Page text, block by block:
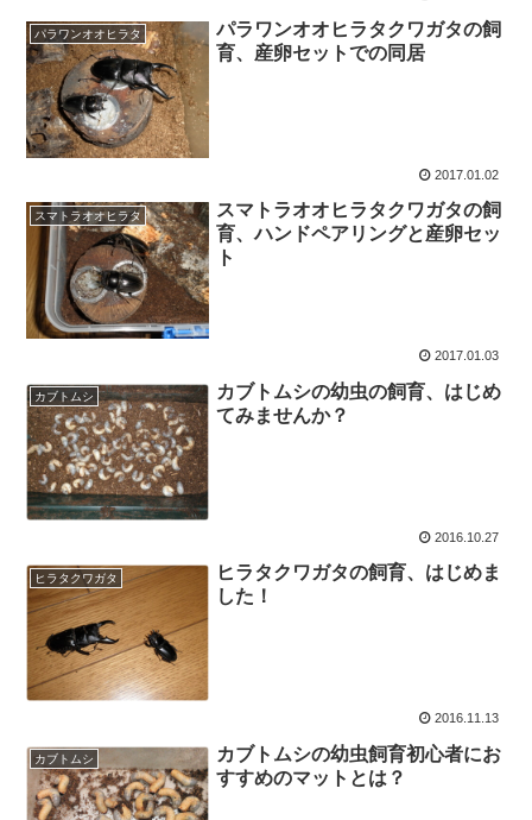
パラワンオオヒラタ
パラワンオオヒラタクワガタの飼
育、産卵セットでの同居
2017.01.02
スマトラオオヒラタ
スマトラオオヒラタクワガタの飼
育、ハンドペアリングと産卵セッ
ト
2017.01.03
カブトムシ
カブトムシの幼虫の飼育、はじめ
てみませんか？
2016.10.27
ヒラタクワガタ
ヒラタクワガタの飼育、はじめま
した！
2016.11.13
カブトムシ
カブトムシの幼虫飼育初心者にお
すすめのマットとは？